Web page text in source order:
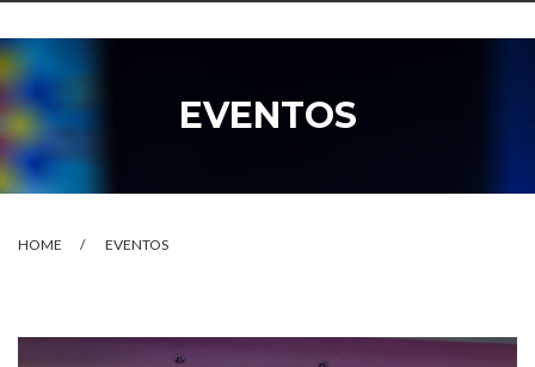
¿QUIÉNES SOMOS?
NUESTRA LABOR
¿CÓMO AYUDAR?
EVENTOS
HOME / EVENTOS